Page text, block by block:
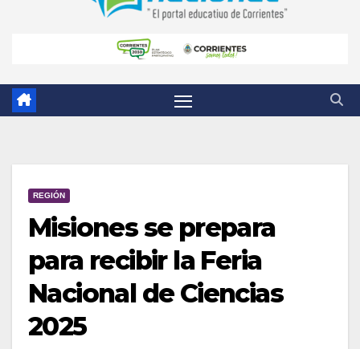
REGIÓN
Misiones se prepara
para recibir la Feria
Nacional de Ciencias
2025